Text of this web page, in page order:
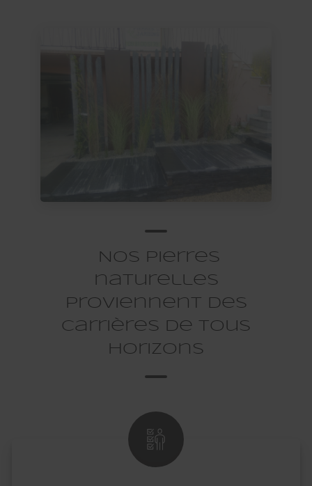
Nos pierres
naturelles
proviennent des
carrières de tous
horizons